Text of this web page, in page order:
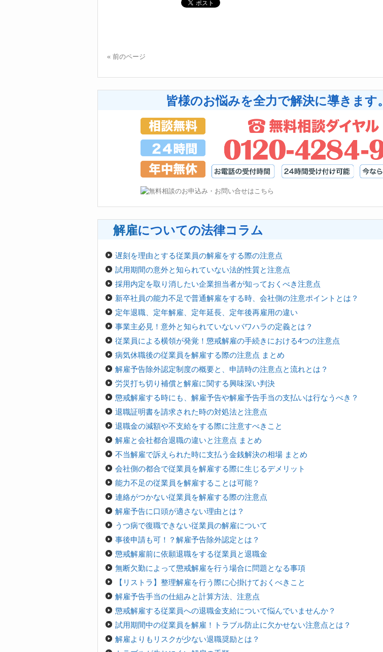
« 前のページ
皆様のお悩みを全力で解決に導きます。
解雇についての法律コラム
遅刻を理由とする従業員の解雇をする際の注意点
試用期間の意外と知られていない法的性質と注意点
採用内定を取り消したい企業担当者が知っておくべき注意点
新卒社員の能力不足で普通解雇をする時、会社側の注意ポイントとは？
定年退職、定年解雇、定年延長、定年後再雇用の違い
事業主必見！意外と知られていないパワハラの定義とは？
従業員による横領が発覚！懲戒解雇の手続きにおける4つの注意点
病気休職後の従業員を解雇する際の注意点 まとめ
解雇予告除外認定制度の概要と、申請時の注意点と流れとは？
労災打ち切り補償と解雇に関する興味深い判決
懲戒解雇する時にも、解雇予告や解雇予告手当の支払いは行なうべき？
退職証明書を請求された時の対処法と注意点
退職金の減額や不支給をする際に注意すべきこと
解雇と会社都合退職の違いと注意点 まとめ
不当解雇で訴えられた時に支払う金銭解決の相場 まとめ
会社側の都合で従業員を解雇する際に生じるデメリット
能力不足の従業員を解雇することは可能？
連絡がつかない従業員を解雇する際の注意点
解雇予告に口頭が適さない理由とは？
うつ病で復職できない従業員の解雇について
事後申請も可！？解雇予告除外認定とは？
懲戒解雇前に依願退職をする従業員と退職金
無断欠勤によって懲戒解雇を行う場合に問題となる事項
【リストラ】整理解雇を行う際に心掛けておくべきこと
解雇予告手当の仕組みと計算方法、注意点
懲戒解雇する従業員への退職金支給について悩んでいませんか？
試用期間中の従業員を解雇！トラブル防止に欠かせない注意点とは？
解雇よりもリスクが少ない退職奨励とは？